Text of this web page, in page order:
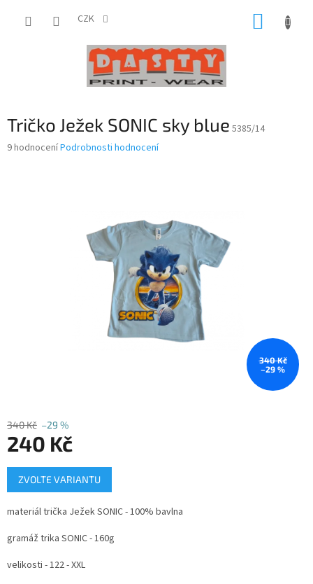
CZK
Tričko Ježek SONIC sky blue 5385/14
Průměrné
9 hodnoceníPodrobnosti hodnocení
340 Kč
–29 %
340 Kč –29 %
240 Kč
Měrná
cena:
ZVOLTE VARIANTU
materiál trička Ježek SONIC - 100% bavlna
gramáž trika SONIC - 160g
velikosti - 122 - XXL